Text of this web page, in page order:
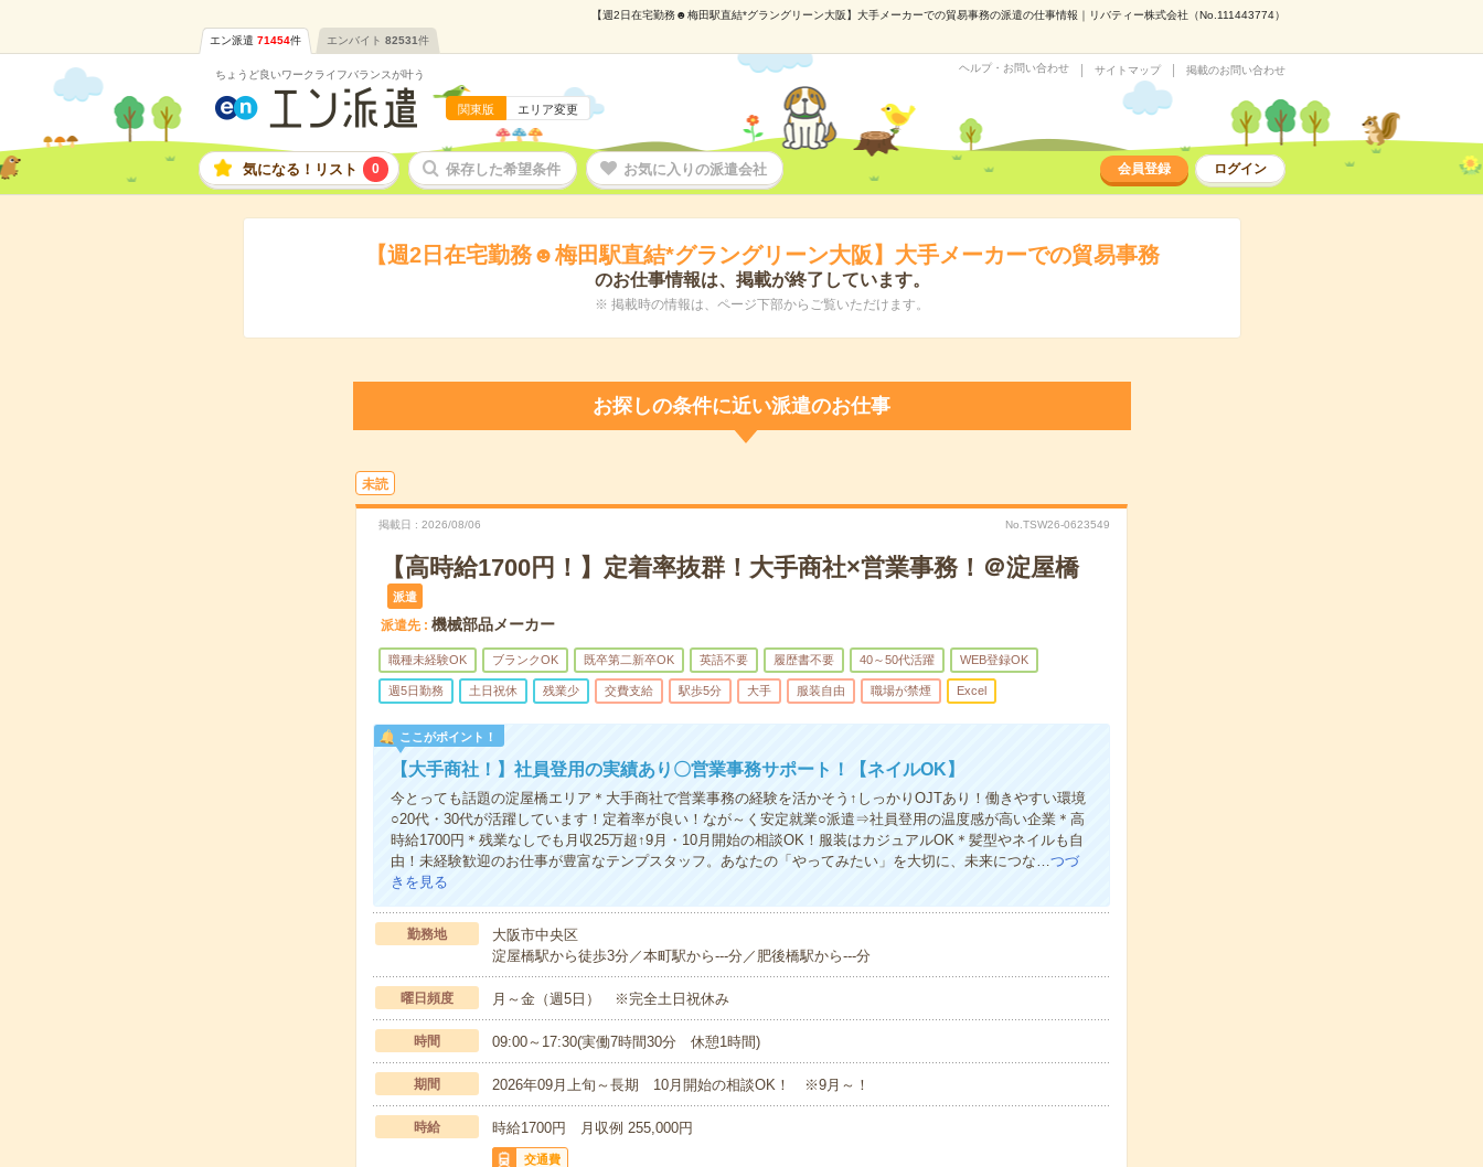
【週2日在宅勤務☻梅田駅直結*グラングリーン大阪】大手メーカーでの貿易事務の派遣の仕事情報｜リバティー株式会社（No.111443774）
エン派遣 71454件 エンバイト 82531件
ちょうど良いワークライフバランスが叶う
関東版 エリア変更
ヘルプ・お問い合わせ サイトマップ 掲載のお問い合わせ
気になる！リスト 0 保存した希望条件 お気に入りの派遣会社 会員登録 ログイン
【週2日在宅勤務☻梅田駅直結*グラングリーン大阪】大手メーカーでの貿易事務
のお仕事情報は、掲載が終了しています。
※ 掲載時の情報は、ページ下部からご覧いただけます。
お探しの条件に近い派遣のお仕事
未読
掲載日 2026/08/06 No.TSW26-0623549
【高時給1700円！】定着率抜群！大手商社×営業事務！＠淀屋橋
派遣
派遣先 機械部品メーカー
職種未経験OK ブランクOK 既卒第二新卒OK 英語不要 履歴書不要 40～50代活躍 WEB登録OK
週5日勤務 土日祝休 残業少 交費支給 駅歩5分 大手 服装自由 職場が禁煙 Excel
ここがポイント！
【大手商社！】社員登用の実績あり〇営業事務サポート！【ネイルOK】
今とっても話題の淀屋橋エリア＊大手商社で営業事務の経験を活かそう↑しっかりOJTあり！働きやすい環境
○20代・30代が活躍しています！定着率が良い！なが～く安定就業○派遣⇒社員登用の温度感が高い企業＊高
時給1700円＊残業なしでも月収25万超↑9月・10月開始の相談OK！服装はカジュアルOK＊髪型やネイルも自
由！未経験歓迎のお仕事が豊富なテンプスタッフ。あなたの「やってみたい」を大切に、未来につな…つづ
きを見る
勤務地
大阪市中央区
淀屋橋駅から徒歩3分／本町駅から---分／肥後橋駅から---分
曜日頻度 月～金（週5日） ※完全土日祝休み
時間 09:00～17:30(実働7時間30分 休憩1時間)
期間 2026年09月上旬～長期 10月開始の相談OK！ ※9月～！
時給 時給1700円 月収例 255,000円
交通費